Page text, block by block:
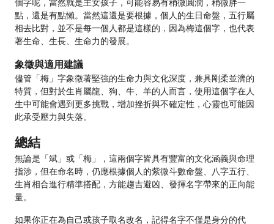
個字呢，當然就是主女孩子，可能容易有稍微圓潤，稍微胖一
點，還是有點懶。當然這還是要根據，個人的生日命盤，五行屬
相去比對，並不是每一個人都是這樣的，因為梅這個字，也代表
著生命、生長、生命力的發展。
象徵與適用建議
儘管「梅」字象徵著堅強的生命力與文化深度，兼具剛柔並濟的
特質，但對於生肖屬龍、狗、牛、羊的人而言，使用這個字在人
生中可能會遇到更多挑戰，增加挫折與不確定性，心靈也可能因
此承受壓力與失落。
總結
無論是「斌」或「梅」，這兩個字皆具有豐富的文化涵義與命理
指涉，但在命名時，仍應根據個人的紫微斗數命盤、八字五行、
生肖相合進行精準搭配，方能趨吉避凶、發揮名字帶來的正向能
量。
如果你正在為自己或孩子取名改名，記得名字不僅是身分的代